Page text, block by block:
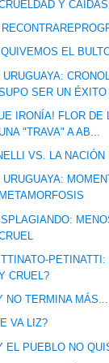
Y CAÍDAS
EL
URUGUAYA:
SER UN ÉXITO
IRONÍA! FLOR DE
"TRAVA" A AB...
VS. LA NACIÓN
URUGUAYA:
CRUEL?
NO TERMINA MÁS...
VA LIZ?
EL PUEBLO NO